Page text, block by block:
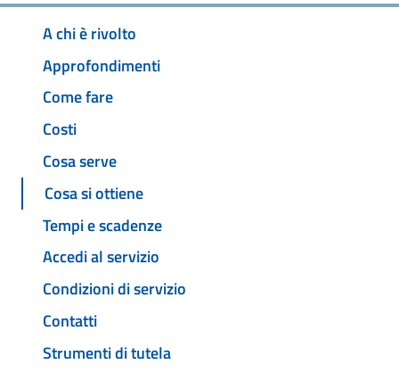
A chi è rivolto
Approfondimenti
Come fare
Costi
Cosa serve
Cosa si ottiene
Tempi e scadenze
Accedi al servizio
Condizioni di servizio
Contatti
Strumenti di tutela